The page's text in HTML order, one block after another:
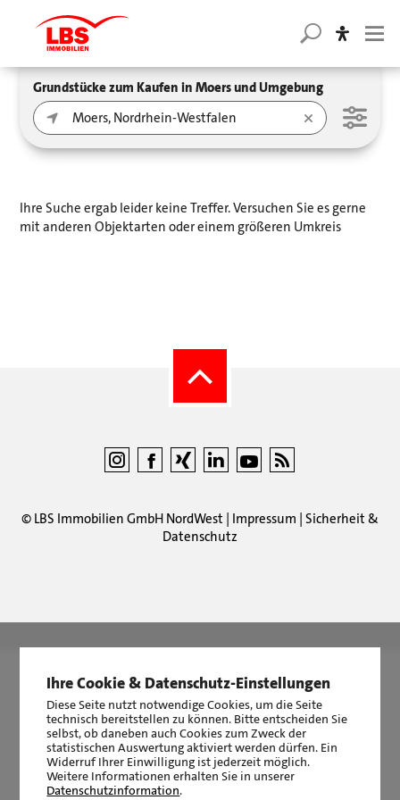
Grundstücke zum Kaufen in Moers und Umgebung
Ihre Suche ergab leider keine Treffer. Versuchen Sie es gerne
mit anderen Objektarten oder einem größeren Umkreis
© LBS Immobilien GmbH NordWest | Impressum | Sicherheit &
Datenschutz
|2511Bewertungen auf ProvenExpert.com
Ihre Cookie & Datenschutz-Einstellungen
Diese Seite nutzt notwendige Cookies, um die Seite
technisch bereitstellen zu können. Bitte entscheiden Sie
selbst, ob daneben auch Cookies zum Zweck der
statistischen Auswertung aktiviert werden dürfen. Ein
Widerruf Ihrer Einwilligung ist jederzeit möglich.
Weitere Informationen erhalten Sie in unserer
Datenschutzinformation.